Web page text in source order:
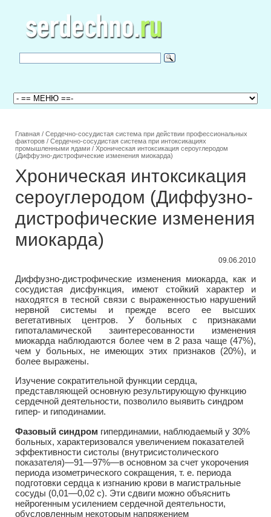
Главная / Сердечно-сосудистая система при действии профессиональных
факторов / Сердечно-сосудистая система при интоксикациях
промышленными ядами / Хроническая интоксикация сероуглеродом
(Диффузно-дистрофические изменения миокарда)
Хроническая интоксикация
сероуглеродом (Диффузно-
дистрофические изменения
миокарда)
09.06.2010
Диффузно-дистрофические изменения миокарда, как и
сосудистая дисфункция, имеют стойкий характер и
находятся в тесной связи с выраженностью нарушений
нервной системы и прежде всего ее высших
вегетативных центров. У больных с признаками
гипоталамической заинтересованности изменения
миокарда наблюдаются более чем в 2 раза чаще (47%),
чем у больных, не имеющих этих признаков (20%), и
более выражены.
Изучение сократительной функции сердца,
представляющей основную результирующую функцию
сердечной деятельности, позволило выявить синдром
гипер- и гиподинамии.
Фазовый синдром гипердинамии, наблюдаемый у 30%
больных, характеризовался увеличением показателей
эффективности систолы (внутрисистолического
показателя)—91—97%—в основном за счет укорочения
периода изометрического сокращения, т. е. периода
подготовки сердца к изгнанию крови в магистральные
сосуды (0,01—0,02 с). Эти сдвиги можно объяснить
нейрогенным усилением сердечной деятельности,
обусловленным некоторым напряжением